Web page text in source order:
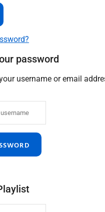
password
username or email